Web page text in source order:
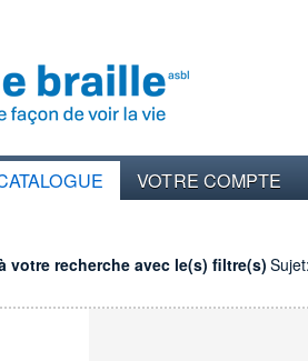
VOTRE COMPTE
votre recherche avec le(s) filtre(s)Sujet: